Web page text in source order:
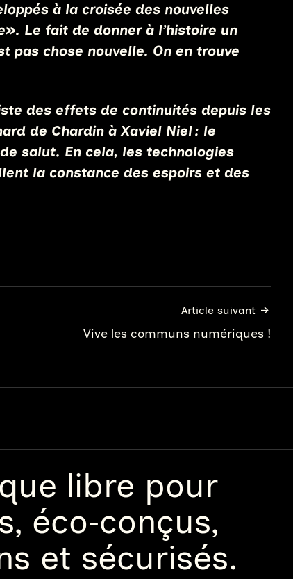
à la croisée des nouvelles
». Le fait de donner à l’histoire un
pas chose nouvelle. On en trouve
des effets de continuités depuis les
de Chardin à Xaviel Niel : le
salut. En cela, les technologies
la constance des espoirs et des
Article suivant
Vive les communs numériques !
libre pour
éco‑conçus,
et sécurisés.